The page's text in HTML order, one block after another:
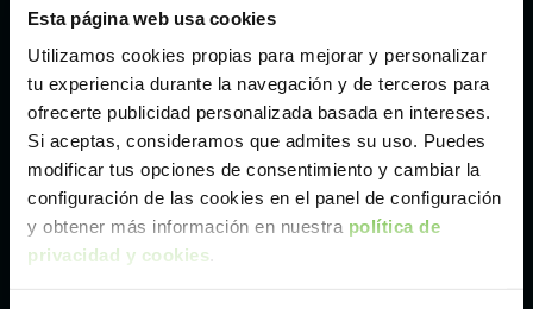
Esta página web usa cookies
Utilizamos cookies propias para mejorar y personalizar
tu experiencia durante la navegación y de terceros para
ofrecerte publicidad personalizada basada en intereses.
Si aceptas, consideramos que admites su uso. Puedes
modificar tus opciones de consentimiento y cambiar la
configuración de las cookies en el panel de configuración
y obtener más información en nuestra política de
privacidad y cookies.
Málaga
Valencia
Zaragoza
Ver Ford Puma de segunda mano y ocasión